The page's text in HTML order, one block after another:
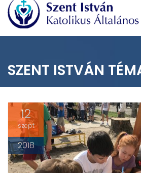
SZENT ISTVÁN
12
szept
2018